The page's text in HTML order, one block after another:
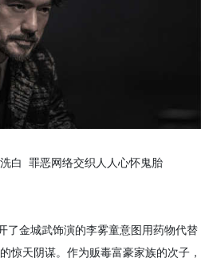
罪恶网络交织人人心怀鬼胎
金城武饰演的李雾童意图用药物代替
惊天阴谋。作为贩毒富豪家族的次子，